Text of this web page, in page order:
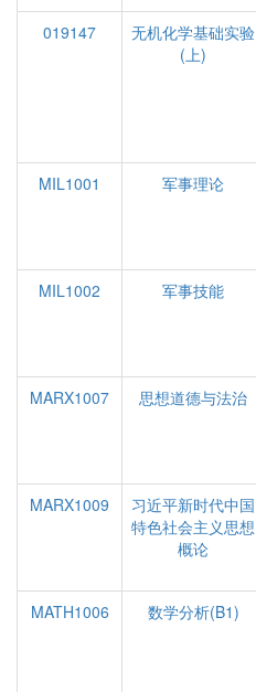
019147
无机化学基础实验
(上)
MIL1001
军事理论
MIL1002
军事技能
MARX1007
思想道德与法治
MARX1009
习近平新时代中国
特色社会主义思想
概论
MATH1006
数学分析(B1)